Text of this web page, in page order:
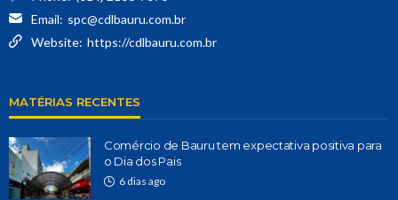
Email: spc@cdlbauru.com.br
Website: https://cdlbauru.com.br
MATÉRIAS RECENTES
Comércio de Bauru tem expectativa positiva para
o Dia dos Pais
6 dias ago